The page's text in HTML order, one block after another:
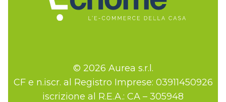
© 2026 Aurea s.r.l.
CF e n.iscr. al Registro Imprese: 03911450926
iscrizione al R.E.A.: CA – 305948